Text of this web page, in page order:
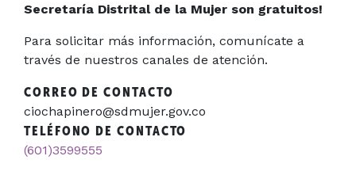
Secretaría Distrital de la Mujer son gratuitos!
Para solicitar más información, comunícate a
través de nuestros canales de atención.
CORREO DE CONTACTO
ciochapinero@sdmujer.gov.co
TELÉFONO DE CONTACTO
(601)3599555